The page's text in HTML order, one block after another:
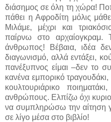
διάσημος σε όλη τη χώρα!
πάθει η Αφροδίτη μόλις
Μιλάμε, μέχρι και
παίρνω στο
άνθρωπος! Βέβαια, ιδέα
διαγωνισμό, αλλά εντάξει,
πανέξυπνος είμαι –δεν το
κανένα εμπορικό
κουλτουριάρικο
ανθρώπους. Ελπίζω όχι
να συμπληρώσω την αίτηση
σε λίγο μέσα στο βιβλίο!